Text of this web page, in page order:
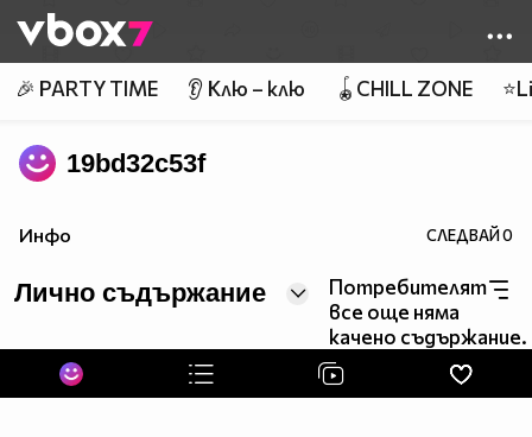
👾
🎉 PARTY TIME 👂 Клю – клю 🪀CHILL ZONE
19bd32c53f
Инфо СЛЕДВАЙ0
Лично съдържание
Потребителят
все още няма
качено съдържание.